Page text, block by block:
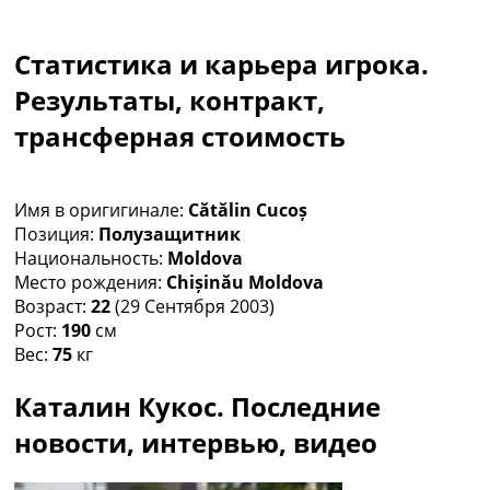
Чемпионат Мира
Украина. Премьер-Лига
Украина. Первая Лига
Лига Чемпионов
Другие Турниры >>>
Таблицы
Таблицы групп Чемпионата Мира
Украина. Премьер-Лига
Украина. Первая Лига
Лига Чемпионов. Таблицы групп
Все таблицы >>>
Рейтинг стран УЕФА
Рейтинг клубов УЕФА
Статистика и карьера игрока.
Результаты, контракт,
трансферная стоимость
Имя в оригигинале: Cătălin Cucoș
Позиция: Полузащитник
Национальность: Moldova
Место рождения: Chișinău Moldova
Возраст: 22(29 Сентября 2003)
Рост: 190 см
Вес: 75 кг
Каталин Кукос. Последние
новости, интервью, видео